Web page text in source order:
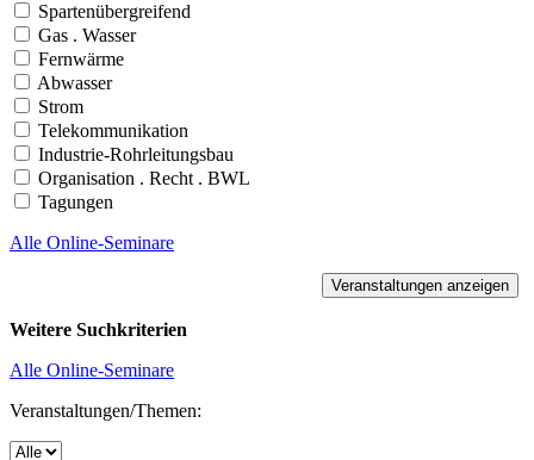
Spartenübergreifend
Gas . Wasser
Fernwärme
Abwasser
Strom
Telekommunikation
Industrie-Rohrleitungsbau
Organisation . Recht . BWL
Tagungen
Alle Online-Seminare
Weitere Suchkriterien
Alle Online-Seminare
Veranstaltungen/Themen: